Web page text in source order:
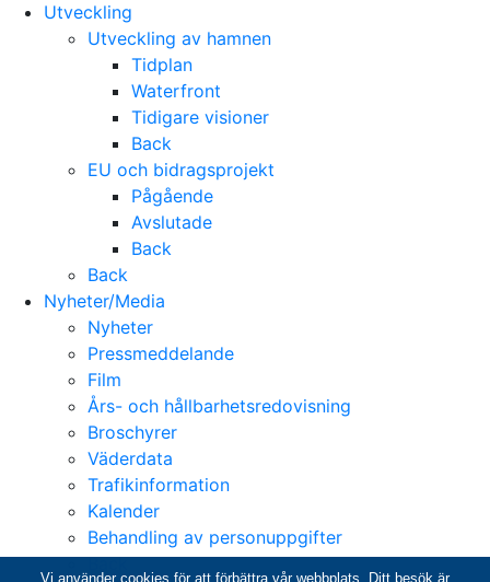
Utveckling
Utveckling av hamnen
Tidplan
Waterfront
Tidigare visioner
Back
EU och bidragsprojekt
Pågående
Avslutade
Back
Back
Nyheter/Media
Nyheter
Pressmeddelande
Film
Års- och hållbarhetsredovisning
Broschyrer
Väderdata
Trafikinformation
Kalender
Behandling av personuppgifter
Back
Vi använder cookies för att förbättra vår webbplats. Ditt besök är